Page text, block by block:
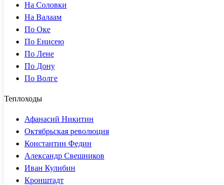
На Соловки
На Валаам
По Оке
По Енисею
По Лене
По Дону
По Волге
Теплоходы
Афанасий Никитин
Октябрьская революция
Константин Федин
Александр Свешников
Иван Кулибин
Кронштадт